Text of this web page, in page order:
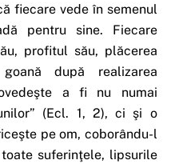
fiecare vede în semenul
pentru sine. Fiecare
profitul său, plăcerea
după realizarea
a fi nu numai
(Ecl. 1, 2), ci şi o
pe om, coborându-l
suferinţele, lipsurile